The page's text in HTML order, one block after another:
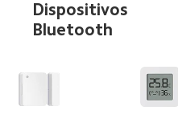
Dispositivos
Bluetooth